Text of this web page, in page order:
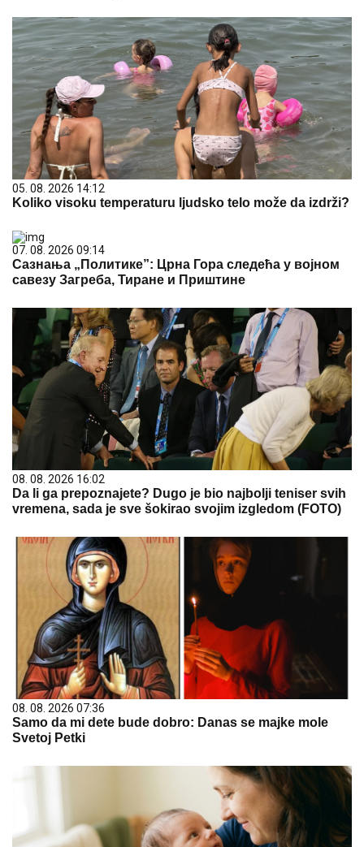
05. 08. 2026 14:12
Koliko visoku temperaturu ljudsko telo može da izdrži?
07. 08. 2026 09:14
Сазнања „Политике”: Црна Гора следећа у војном
савезу Загреба, Тиране и Приштине
08. 08. 2026 16:02
Da li ga prepoznajete? Dugo je bio najbolji teniser svih
vremena, sada je sve šokirao svojim izgledom (FOTO)
08. 08. 2026 07:36
Samo da mi dete bude dobro: Danas se majke mole
Svetoj Petki